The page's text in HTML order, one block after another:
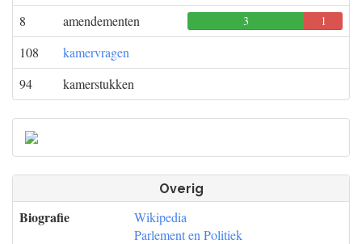
8 amendementen 3 1
108
kamervragen
94
kamerstukken
Overig
Biografie
Wikipedia
Parlement en Politiek